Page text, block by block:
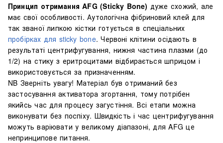
Принцип отримання AFG (Sticky Bone) дуже схожий, але
має свої особливості. Аутологічна фібриновий клей для
так званої липкою кістки готується в спеціальних
пробірках для sticky bone. Червоні клітини осідають в
результаті центрифугування, нижня частина плазми (до
1/2) на стику з еритроцитами відбирається шприцом і
використовується за призначенням.
NB Зверніть увагу! Матеріал був отриманий без
застосування активатора згортання, тому потрібен
якийсь час для процесу загустіння. Всі етапи можна
виконувати без поспіху. Швидкість і час центрифугування
можуть варіювати у великому діапазоні, для AFG це
непринципове питання.